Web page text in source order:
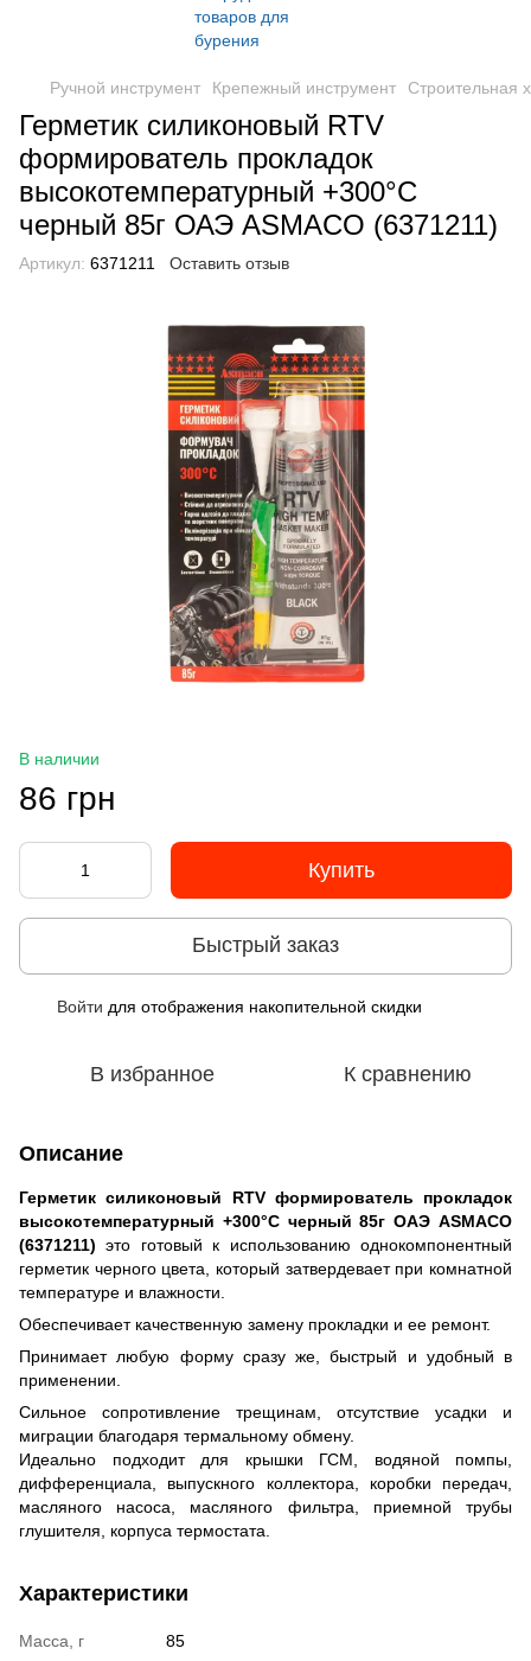
Ручной инструмент Крепежный инструмент Строительная
Герметик силиконовый RTV
формирователь прокладок
высокотемпературный +300°С
черный 85г ОАЭ ASMACO (6371211)
Артикул: 6371211 Оставить отзыв
В наличии
86 грн
Купить
Быстрый заказ
Войти для отображения накопительной скидки
В избранное К сравнению
Описание
Герметик силиконовый RTV формирователь прокладок
высокотемпературный +300°С черный 85г ОАЭ ASMACO
(6371211) это готовый к использованию однокомпонентный
герметик черного цвета, который затвердевает при комнатной
температуре и влажности.
Обеспечивает качественную замену прокладки и ее ремонт.
Принимает любую форму сразу же, быстрый и удобный в
применении.
Сильное сопротивление трещинам, отсутствие усадки и
миграции благодаря термальному обмену.
Идеально подходит для крышки ГСМ, водяной помпы,
дифференциала, выпускного коллектора, коробки передач,
масляного насоса, масляного фильтра, приемной трубы
глушителя, корпуса термостата.
Характеристики
Масса, г
85